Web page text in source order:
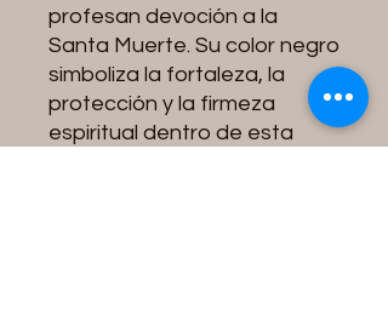
profesan devoción a la
Santa Muerte. Su color negro
simboliza la fortaleza, la
protección y la firmeza
espiritual dentro de esta